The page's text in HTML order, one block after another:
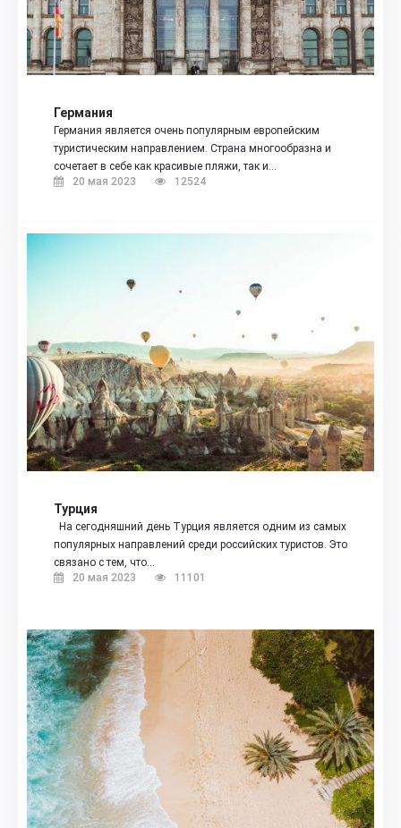
Германия
Германия является очень популярным европейским
туристическим направлением. Страна многообразна и
сочетает в себе как красивые пляжи, так и…
20 мая 2023
12524
Турция
На сегодняшний день Турция является одним из самых
популярных направлений среди российских туристов. Это
связано с тем, что…
20 мая 2023
11101